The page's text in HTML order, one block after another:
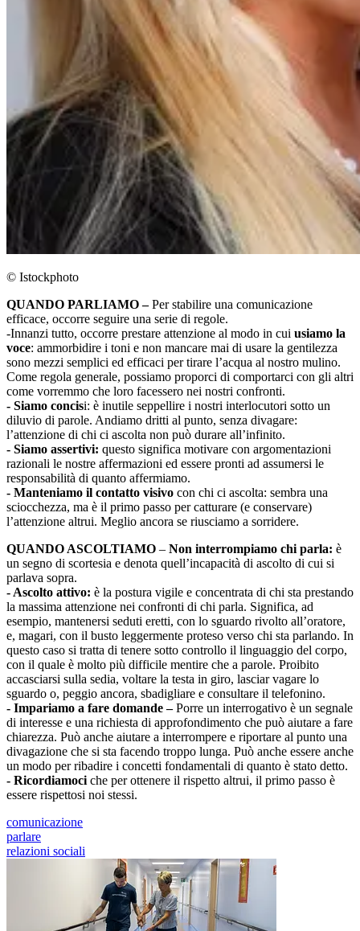
© Istockphoto
QUANDO PARLIAMO –Per stabilire una comunicazione
efficace, occorre seguire una serie di regole.
-Innanzi tutto, occorre prestare attenzione al modo in cui usiamo la
voce: ammorbidire i toni e non mancare mai di usare la gentilezza
sono mezzi semplici ed efficaci per tirare l’acqua al nostro mulino.
Come regola generale, possiamo proporci di comportarci con gli altri
come vorremmo che loro facessero nei nostri confronti.
- Siamo concisi: è inutile seppellire i nostri interlocutori sotto un
diluvio di parole. Andiamo dritti al punto, senza divagare:
l’attenzione di chi ci ascolta non può durare all’infinito.
- Siamo assertivi: questo significa motivare con argomentazioni
razionali le nostre affermazioni ed essere pronti ad assumersi le
responsabilità di quanto affermiamo.
- Manteniamo il contatto visivo con chi ci ascolta: sembra una
sciocchezza, ma è il primo passo per catturare (e conservare)
l’attenzione altrui. Meglio ancora se riusciamo a sorridere.
QUANDO ASCOLTIAMO – Non interrompiamo chi parla: è
un segno di scortesia e denota quell’incapacità di ascolto di cui si
parlava sopra.
- Ascolto attivo: è la postura vigile e concentrata di chi sta prestando
la massima attenzione nei confronti di chi parla. Significa, ad
esempio, mantenersi seduti eretti, con lo sguardo rivolto all’oratore,
e, magari, con il busto leggermente proteso verso chi sta parlando. In
questo caso si tratta di tenere sotto controllo il linguaggio del corpo,
con il quale è molto più difficile mentire che a parole. Proibito
accasciarsi sulla sedia, voltare la testa in giro, lasciar vagare lo
sguardo o, peggio ancora, sbadigliare e consultare il telefonino.
- Impariamo a fare domande –Porre un interrogativo è un segnale
di interesse e una richiesta di approfondimento che può aiutare a fare
chiarezza. Può anche aiutare a interrompere e riportare al punto una
divagazione che si sta facendo troppo lunga. Può anche essere anche
un modo per ribadire i concetti fondamentali di quanto è stato detto.
- Ricordiamoci che per ottenere il rispetto altrui, il primo passo è
essere rispettosi noi stessi.
comunicazione
parlare
relazioni sociali